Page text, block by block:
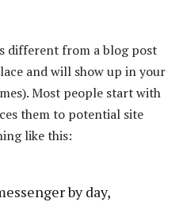
different from a blog post
and will show up in your
Most people start with
them to potential site
like this:
by day,